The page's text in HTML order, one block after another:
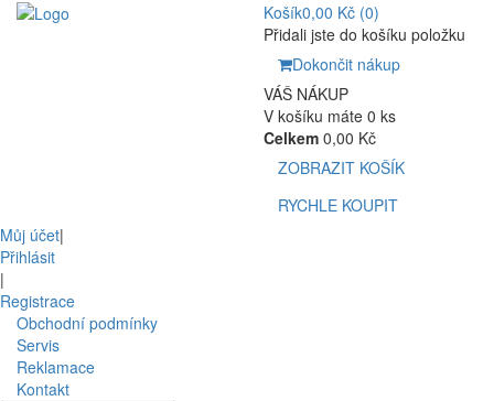
Košík0,00 Kč (0)
Přidali jste do košíku položku
Dokončit nákup
VÁŠ NÁKUP
V košíku máte 0 ks
Celkem 0,00 Kč
ZOBRAZIT KOŠÍK
RYCHLE KOUPIT
Můj účet|
Přihlásit
|
Registrace
Obchodní podmínky
Servis
Reklamace
Kontakt